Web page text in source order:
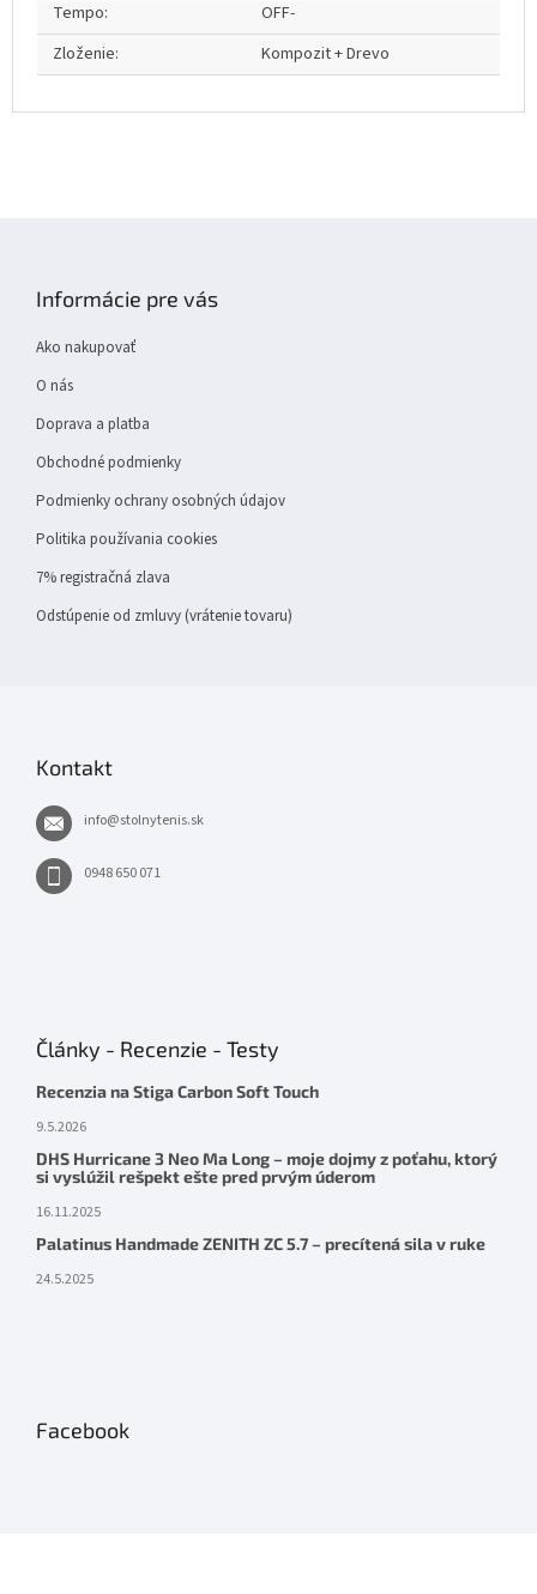
Tempo:
OFF-
Zloženie: Kompozit + Drevo
Informácie pre vás
Ako nakupovať
O nás
Doprava a platba
Obchodné podmienky
Podmienky ochrany osobných údajov
Politika používania cookies
7% registračná zlava
Odstúpenie od zmluvy (vrátenie tovaru)
Kontakt
info@stolnytenis.sk
0948 650 071
Články - Recenzie - Testy
Recenzia na Stiga Carbon Soft Touch
9.5.2026
DHS Hurricane 3 Neo Ma Long – moje dojmy z poťahu, ktorý
si vyslúžil rešpekt ešte pred prvým úderom
16.11.2025
Palatinus Handmade ZENITH ZC 5.7 – precítená sila v ruke
24.5.2025
Facebook